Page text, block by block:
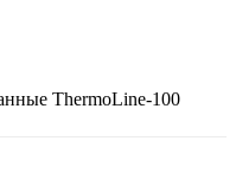
ThermoLine-100